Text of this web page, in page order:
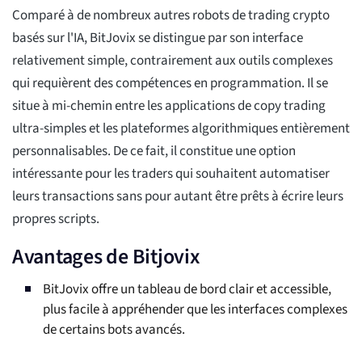
Comparé à de nombreux autres robots de trading crypto
basés sur l'IA, BitJovix se distingue par son interface
relativement simple, contrairement aux outils complexes
qui requièrent des compétences en programmation. Il se
situe à mi-chemin entre les applications de copy trading
ultra-simples et les plateformes algorithmiques entièrement
personnalisables. De ce fait, il constitue une option
intéressante pour les traders qui souhaitent automatiser
leurs transactions sans pour autant être prêts à écrire leurs
propres scripts.
Avantages de Bitjovix
BitJovix offre un tableau de bord clair et accessible,
plus facile à appréhender que les interfaces complexes
de certains bots avancés.